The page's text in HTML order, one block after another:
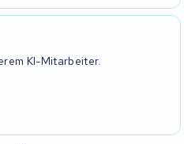
KI-Mitarbeiter.